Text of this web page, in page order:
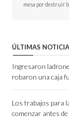
mesa por destruir
ÚLTIMAS
Ingresaron
robaron una caja
Los trabajos para
comenzar antes